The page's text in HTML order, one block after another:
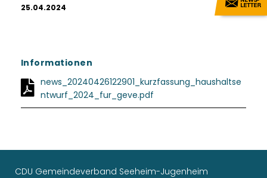
25.04.2024
Informationen
news_20240426122901_kurzfassung_haushaltse
ntwurf_2024_fur_geve.pdf
CDU Gemeindeverband Seeheim-Jugenheim